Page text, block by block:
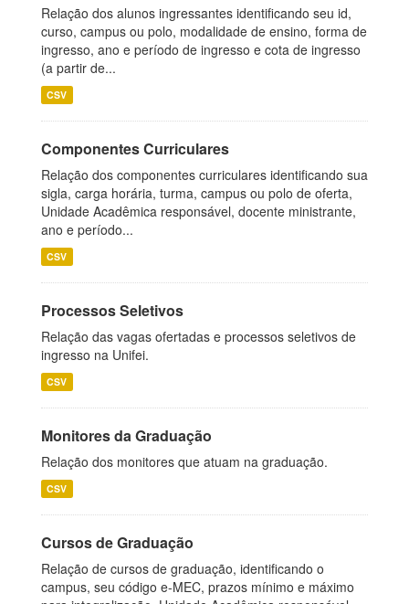
Relação dos alunos ingressantes identificando seu id,
curso, campus ou polo, modalidade de ensino, forma de
ingresso, ano e período de ingresso e cota de ingresso
(a partir de...
CSV
Componentes Curriculares
Relação dos componentes curriculares identificando sua
sigla, carga horária, turma, campus ou polo de oferta,
Unidade Acadêmica responsável, docente ministrante,
ano e período...
CSV
Processos Seletivos
Relação das vagas ofertadas e processos seletivos de
ingresso na Unifei.
CSV
Monitores da Graduação
Relação dos monitores que atuam na graduação.
CSV
Cursos de Graduação
Relação de cursos de graduação, identificando o
campus, seu código e-MEC, prazos mínimo e máximo